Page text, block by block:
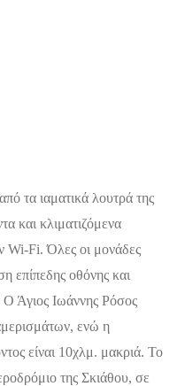
τα ιαματικά λουτρά της
και κλιματιζόμενα
Wi-Fi. Όλες οι μονάδες
επίπεδης οθόνης και
Ο Άγιος Ιωάννης Ρόσος
ενώ η
είναι 10χλμ. μακριά. Το
της Σκιάθου, σε